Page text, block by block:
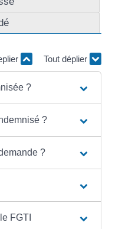
Tout déplier
?
?
?
FGTI